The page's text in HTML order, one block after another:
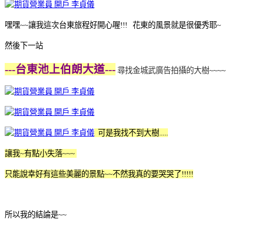
嘿嘿~~讓我這次台東旅程好開心喔!!! 花東的風景就是很優秀耶~
然後下一站
---台東池上伯朗大道--- 尋找金城武廣告拍攝的大樹~~~~
可是我找不到大樹.....
讓我~有點小失落~~~
只能說幸好有這些美麗的景點~~不然我真的要哭哭了!!!!!
所以我的結論是~~